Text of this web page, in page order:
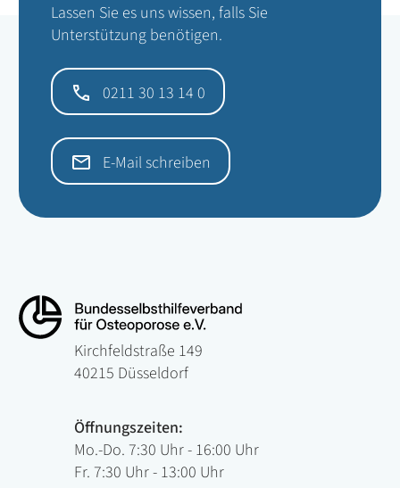
Lassen Sie es uns wissen, falls Sie
Unterstützung benötigen.
0211 30 13 14 0
E-Mail schreiben
Kirchfeldstraße 149
40215 Düsseldorf
Öffnungszeiten:
Mo.-Do. 7:30 Uhr - 16:00 Uhr
Fr. 7:30 Uhr - 13:00 Uhr